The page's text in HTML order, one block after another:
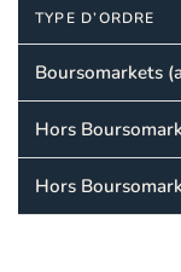
TYPE D’ORDRE
Boursomarkets
Hors
Hors